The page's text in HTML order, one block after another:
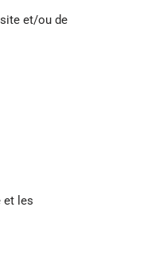
et/ou de
et les